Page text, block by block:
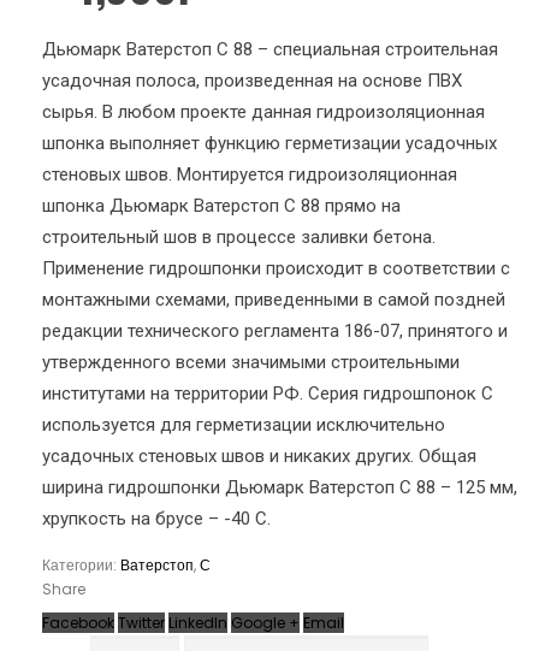
Дьюмарк Ватерстоп С 88 – специальная строительная
усадочная полоса, произведенная на основе ПВХ
сырья. В любом проекте данная гидроизоляционная
шпонка выполняет функцию герметизации усадочных
стеновых швов. Монтируется гидроизоляционная
шпонка Дьюмарк Ватерстоп С 88 прямо на
строительный шов в процессе заливки бетона.
Применение гидрошпонки происходит в соответствии с
монтажными схемами, приведенными в самой поздней
редакции технического регламента 186-07, принятого и
утвержденного всеми значимыми строительными
институтами на территории РФ. Серия гидрошпонок С
используется для герметизации исключительно
усадочных стеновых швов и никаких других. Общая
ширина гидрошпонки Дьюмарк Ватерстоп С 88 – 125 мм,
хрупкость на брусе – -40 С.
Категории: Ватерстоп,С
Share
FacebookTwitter LinkedIn Google + Email